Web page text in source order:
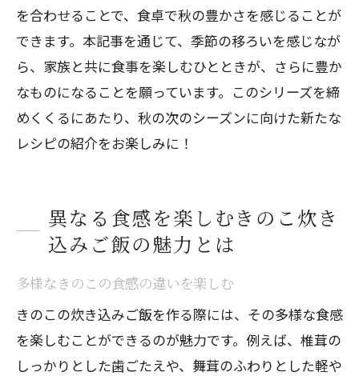
を合わせることで、食卓で秋の豊かさを感じることが
できます。本記事を通じて、季節の移ろいを感じなが
ら、家族と共に食事を楽しむひとときが、さらに豊か
なものになることを願っています。このシリーズを締
めくくるにあたり、秋の次のシーズンに向けた新たな
レシピの紹介をお楽しみに！
異なる食感を楽しむきのこ炊き
込みご飯の魅力とは
多様なきのこの食感の違いを楽しむ
きのこの炊き込みご飯を作る際には、その多様な食感
を楽しむことができるのが魅力です。例えば、椎茸の
しっかりとした歯ごたえや、舞茸のふわりとした軽や